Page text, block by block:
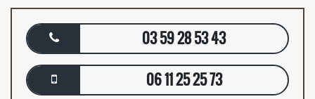
03 59 28 53 43
06 11 25 25 73